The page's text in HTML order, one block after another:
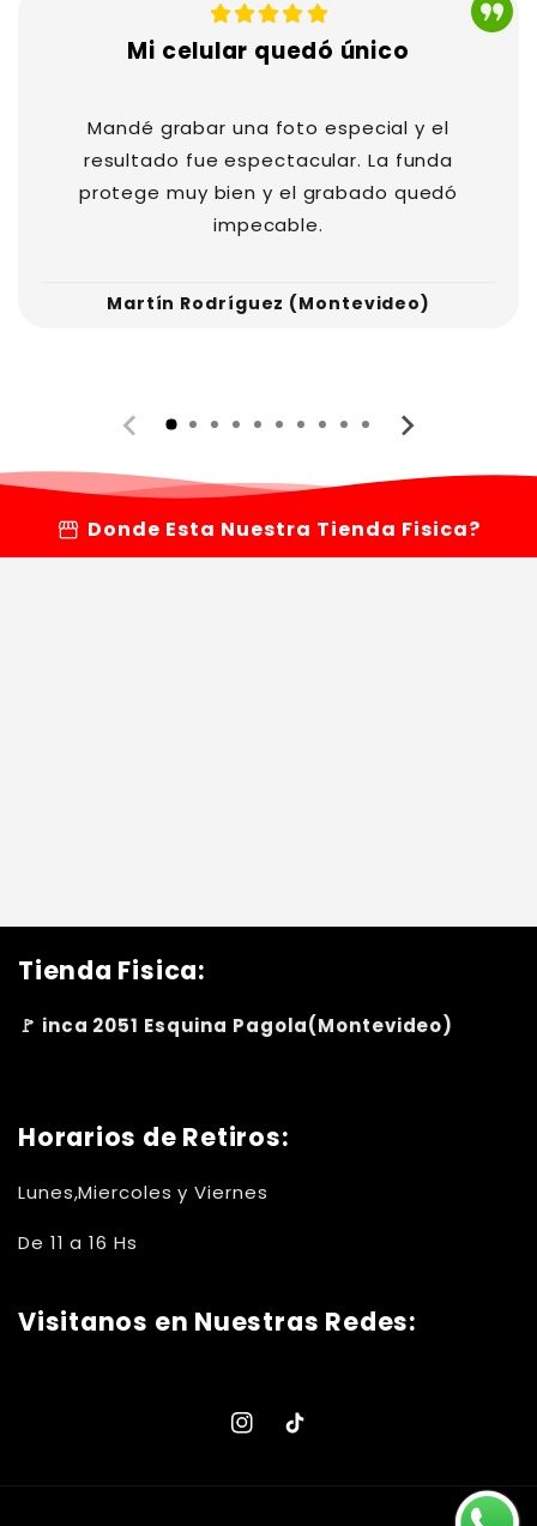
Mi celular quedó único
Mandé grabar una foto especial y el
resultado fue espectacular. La funda
protege muy bien y el grabado quedó
impecable.
Martín Rodríguez (Montevideo)
storefront Donde Esta Nuestra Tienda Fisica?
Tienda Fisica:
🚩 inca 2051 Esquina Pagola(Montevideo)
Horarios de Retiros:
Lunes,Miercoles y Viernes
De 11 a 16 Hs
Visitanos en Nuestras Redes:
Instagram
TikTok